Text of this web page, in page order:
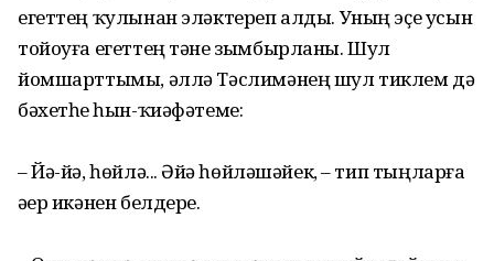
егеттең ҡулынан эләктереп алды. Уның эҫе усын
тойоуға егеттең тәне зымбырланы. Шул
йомшарттымы, әллә Тәслимәнең шул тиклем дә
бәхетһеҙ һын-ҡиәфәтеме:
– Йә-йә, һөйлә... Әйҙә һөйләшәйек, – тип тыңларға
әҙер икәнен белдерҙе.